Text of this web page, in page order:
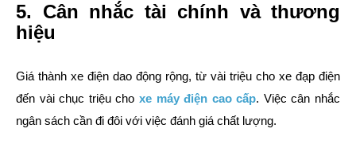
5. Cân nhắc tài chính và thương
hiệu
Giá thành xe điện dao động rộng, từ vài triệu cho xe đạp điện
đến vài chục triệu cho xe máy điện cao cấp. Việc cân nhắc
ngân sách cần đi đôi với việc đánh giá chất lượng.